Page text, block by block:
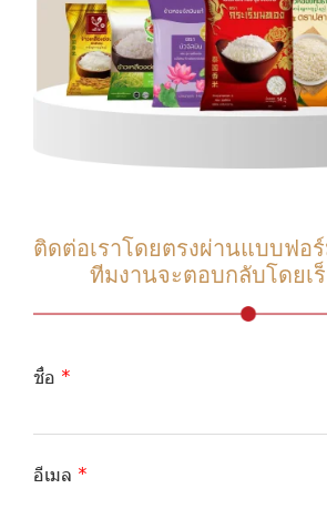
ติดต่อเราโดยตรงผ่านแบบฟอ
ทีมงานจะตอบกลับโดยเ
ชื่อ
อีเมล